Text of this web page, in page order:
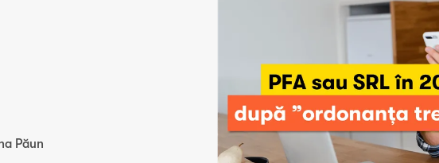
Păun